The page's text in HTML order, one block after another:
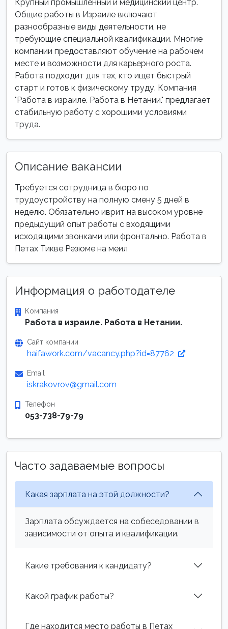
Крупный промышленный и медицинский центр.
Общие работы в Израиле включают
разнообразные виды деятельности, не
требующие специальной квалификации. Многие
компании предоставляют обучение на рабочем
месте и возможности для карьерного роста.
Работа подходит для тех, кто ищет быстрый
старт и готов к физическому труду. Компания
"Работа в израиле. Работа в Нетании." предлагает
стабильную работу с хорошими условиями
труда.
Описание вакансии
Требуется сотрудница в бюро по
трудоустройству на полную смену 5 дней в
неделю. Обязательно иврит на высоком уровне
предыдущий опыт работы с входящими
исходящими звонками или фронтально. Работа в
Петах Тикве Резюме на меил
Информация о работодателе
Компания
Работа в израиле. Работа в Нетании.
Сайт компании
haifawork.com/vacancy.php?id=87762
Email
iskrakovrov@gmail.com
Телефон
053-738-79-79
Часто задаваемые вопросы
Какая зарплата на этой должности?
Зарплата обсуждается на собеседовании в
зависимости от опыта и квалификации.
Какие требования к кандидату?
Какой график работы?
Где находится место работы в Петах